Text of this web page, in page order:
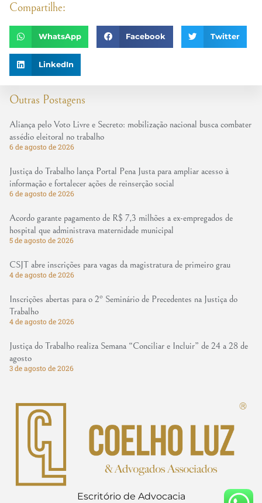
Outras Postagens
Aliança pelo Voto Livre e Secreto: mobilização nacional busca combater
assédio eleitoral no trabalho
6 de agosto de 2026
Justiça do Trabalho lança Portal Pena Justa para ampliar acesso à
informação e fortalecer ações de reinserção social
6 de agosto de 2026
Acordo garante pagamento de R$ 7,3 milhões a ex-empregados de
hospital que administrava maternidade municipal
5 de agosto de 2026
CSJT abre inscrições para vagas da magistratura de primeiro grau
4 de agosto de 2026
Inscrições abertas para o 2º Seminário de Precedentes na Justiça do
Trabalho
4 de agosto de 2026
Justiça do Trabalho realiza Semana “Conciliar e Incluir” de 24 a 28 de
agosto
3 de agosto de 2026
Compartilhe:
WhatsApp Facebook Twitter
LinkedIn
Escritório de Advocacia